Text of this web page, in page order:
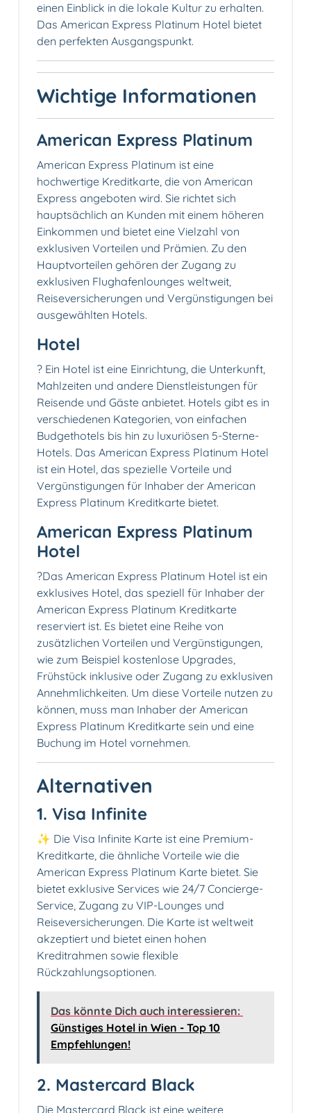
einen Einblick in die lokale Kultur zu erhalten.
Das American Express Platinum Hotel bietet
den perfekten Ausgangspunkt.
Wichtige Informationen
American Express Platinum
American Express Platinum ist eine
hochwertige Kreditkarte, die von American
Express angeboten wird. Sie richtet sich
hauptsächlich an Kunden mit einem höheren
Einkommen und bietet eine Vielzahl von
exklusiven Vorteilen und Prämien. Zu den
Hauptvorteilen gehören der Zugang zu
exklusiven Flughafenlounges weltweit,
Reiseversicherungen und Vergünstigungen bei
ausgewählten Hotels.
Hotel
? Ein Hotel ist eine Einrichtung, die Unterkunft,
Mahlzeiten und andere Dienstleistungen für
Reisende und Gäste anbietet. Hotels gibt es in
verschiedenen Kategorien, von einfachen
Budgethotels bis hin zu luxuriösen 5-Sterne-
Hotels. Das American Express Platinum Hotel
ist ein Hotel, das spezielle Vorteile und
Vergünstigungen für Inhaber der American
Express Platinum Kreditkarte bietet.
American Express Platinum
Hotel
?Das American Express Platinum Hotel ist ein
exklusives Hotel, das speziell für Inhaber der
American Express Platinum Kreditkarte
reserviert ist. Es bietet eine Reihe von
zusätzlichen Vorteilen und Vergünstigungen,
wie zum Beispiel kostenlose Upgrades,
Frühstück inklusive oder Zugang zu exklusiven
Annehmlichkeiten. Um diese Vorteile nutzen zu
können, muss man Inhaber der American
Express Platinum Kreditkarte sein und eine
Buchung im Hotel vornehmen.
Alternativen
1. Visa Infinite
✨ Die Visa Infinite Karte ist eine Premium-
Kreditkarte, die ähnliche Vorteile wie die
American Express Platinum Karte bietet. Sie
bietet exklusive Services wie 24/7 Concierge-
Service, Zugang zu VIP-Lounges und
Reiseversicherungen. Die Karte ist weltweit
akzeptiert und bietet einen hohen
Kreditrahmen sowie flexible
Rückzahlungsoptionen.
Das könnte Dich auch interessieren:
Günstiges Hotel in Wien - Top 10
Empfehlungen!
2. Mastercard Black
Die Mastercard Black ist eine weitere